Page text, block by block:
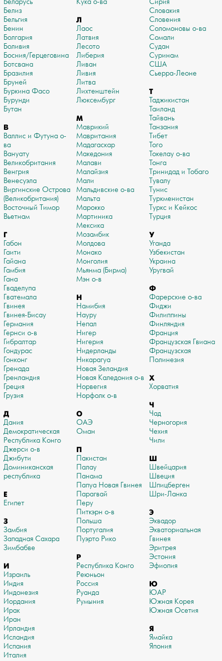
Белиз
Бельгия
Бенин
Болгария
Боливия
Босния/Герцеговина
Ботсвана
Бразилия
Бруней
Буркина Фасо
Бурунди
Бутан
В
Валлис и Футуна о-
ва
Вануату
Великобритания
Венгрия
Венесуэла
Виргинские Острова
(Великобритания)
Восточный Тимор
Вьетнам
Г
Габон
Гаити
Гайана
Гамбия
Гана
Гваделупа
Гватемала
Гвинея
Гвинея-Бисау
Германия
Гернси о-в
Гибралтар
Гондурас
Гонконг
Гренада
Гренландия
Греция
Грузия
Д
Дания
Демократическая
Республика Конго
Джерси о-в
Джибути
Доминиканская
республика
Е
Египет
З
Замбия
Западная Сахара
Зимбабве
И
Израиль
Индия
Индонезия
Иордания
Ирак
Иран
Ирландия
Исландия
Испания
Италия
Л
Лаос
Латвия
Лесото
Либерия
Ливан
Ливия
Литва
Лихтенштейн
Люксембург
М
Маврикий
Мавритания
Мадагаскар
Македония
Малави
Малайзия
Мали
Мальдивские о-ва
Мальта
Марокко
Мартиника
Мексика
Мозамбик
Молдова
Монако
Монголия
Мьянма (Бирма)
Мэн о-в
Н
Намибия
Науру
Непал
Нигер
Нигерия
Нидерланды
Никарагуа
Новая Зеландия
Новая Каледония о-в
Норвегия
Норфолк о-в
О
ОАЭ
Оман
П
Пакистан
Палау
Панама
Папуа Новая Гвинея
Парагвай
Перу
Питкэрн о-в
Польша
Португалия
Пуэрто Рико
Р
Республика Конго
Реюньон
Россия
Руанда
Румыния
Словакия
Словения
Соломоновы о-ва
Сомали
Судан
Суринам
США
Сьерра-Леоне
Т
Таджикистан
Таиланд
Тайвань
Танзания
Тибет
Того
Токелау о-ва
Тонга
Тринидад и Тобаго
Тувалу
Тунис
Туркменистан
Туркс и Кейкос
Турция
У
Уганда
Узбекистан
Украина
Уругвай
Ф
Фарерские о-ва
Фиджи
Филиппины
Финляндия
Франция
Французская Гвиана
Французская
Полинезия
Х
Хорватия
Ч
Чад
Черногория
Чехия
Чили
Ш
Швейцария
Швеция
Шпицберген
Шри-Ланка
Э
Эквадор
Экваториальная
Гвинея
Эритрея
Эстония
Эфиопия
Ю
ЮАР
Южная Корея
Южная Осетия
Я
Ямайка
Япония